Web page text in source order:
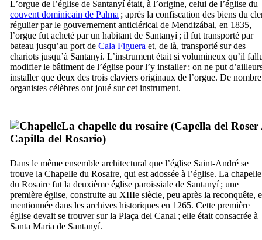
L’orgue de l’église de Santanyíétait, à l’origine, celui de l’église du
couvent dominicain de Palma ; après la confiscation des biens du
régulier par le gouvernement anticlérical de Mendizábal, en 1835,
l’orgue fut acheté par un habitant de Santanyí; il fut transporté par
bateau jusqu’au port de Cala Figuera et, de là, transporté sur des
chariots jusqu’à Santanyí. L’instrument était si volumineux qu’il
modifier le bâtiment de l’église pour l’y installer ; on ne put
installer que deux des trois claviers originaux de l’orgue. De
organistes célèbres ont joué sur cet instrument.
La chapelle du rosaire (Capella del Roser
Capilla del Rosario)
Dans le même ensemble architectural que l’église Saint-André se
trouve la Chapelle du Rosaire, qui est adossée à l’église. La chapelle
du Rosaire fut la deuxième église paroissiale de Santanyí; une
première église, construite au XIIIe siècle, peu après la reconquête,
mentionnée dans les archives historiques en 1265. Cette première
église devait se trouver sur la Plaça del Canal ; elle était consacrée à
Santa Maria de Santanyí.